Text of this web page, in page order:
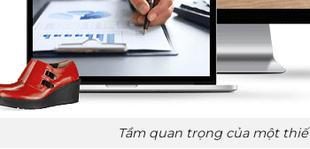
Tầm quan trọng của một